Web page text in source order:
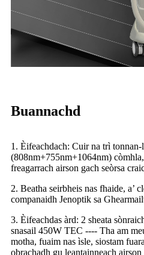
Buannachd
1. Èifeachdach: Cuir na trì tonnan-
(808nm+755nm+1064nm)
freagarrach airson gach seòrsa
2. Beatha seirbheis nas fhaide, a’
companaidh Jenoptik sa
3. Èifeachdas àrd: 2 sheata
snasail 450W TEC ---- Tha am
motha, fuaim nas ìsle, siostam
obrachadh gu leantainneach airson